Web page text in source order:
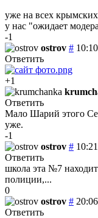
уже на всех
у нас "ожидает
-1
ostrov #
Ответить
+1
Ответить
Мало Шарий этого
уже.
-1
ostrov #
Ответить
школа эта №7
полиции,...
0
ostrov #
Ответить